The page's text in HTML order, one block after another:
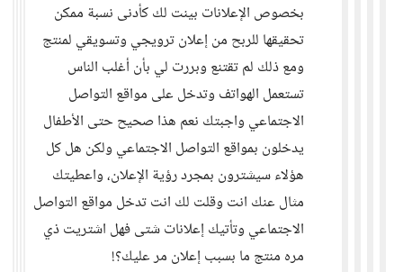
بخصوص الإعلانات بينت لك كأدنى نسبة ممكن
تحقيقها للربح من إعلان ترويجي وتسويقي لمنتج
ومع ذلك لم تقتنع وبررت لي بأن أغلب الناس
تستعمل الهواتف وتدخل على مواقع التواصل
الاجتماعي واجبتك نعم هذا صحيح حتى الأطفال
يدخلون بمواقع التواصل الاجتماعي ولكن هل كل
هؤلاء سيشترون بمجرد رؤية الإعلان، واعطيتك
مثال عنك انت وقلت لك انت تدخل مواقع التواصل
الاجتماعي وتأتيك إعلانات شتى فهل اشتريت ذي
مره منتج ما بسبب إعلان مر عليك؟!